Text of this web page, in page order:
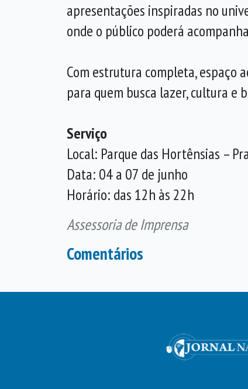
apresentações inspiradas no
onde o público poderá
Com estrutura completa, espaço
para quem busca lazer, cultura e
Serviço
Local: Parque das Hortênsias –
Data: 04 a 07 de junho
Horário: das 12h às 22h
Assessoria de Imprensa
Comentários